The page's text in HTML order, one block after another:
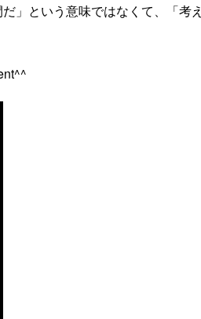
」という意味ではなくて、「考え